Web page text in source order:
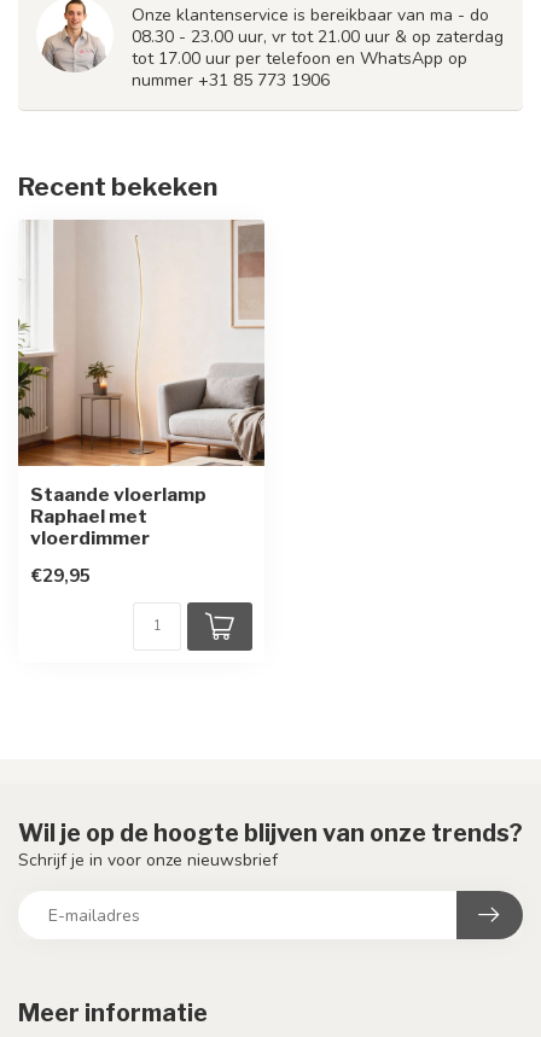
Onze klantenservice is bereikbaar van ma - do
08.30 - 23.00 uur, vr tot 21.00 uur & op zaterdag
tot 17.00 uur per telefoon en WhatsApp op
nummer +31 85 773 1906
Recent bekeken
Staande vloerlamp
Raphael met
vloerdimmer
€29,95
Meer informatie
Wil je op de hoogte blijven van onze trends?
Schrijf je in voor onze nieuwsbrief